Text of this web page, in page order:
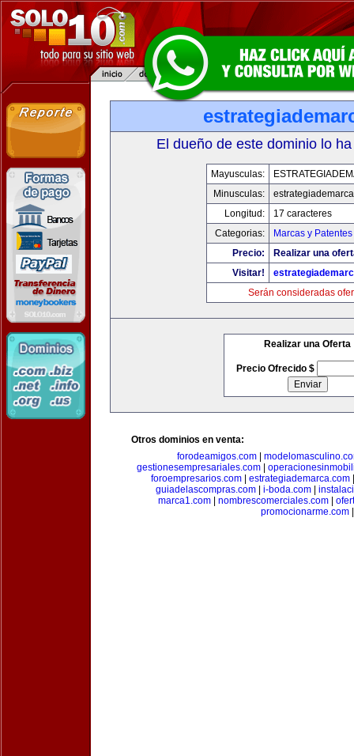
El dueño de este dominio lo
Mayusculas:
Minusculas:
Longitud:
17 caracteres
Categorias:
Marcas y Patentes
Precio:
Realizar una
Visitar!
Serán consideradas
Realizar una Oferta
Precio Ofrecido $
Otros dominios en venta:
forodeamigos.com
gestionesempresariales.com
foroempresarios.com| estrategiademarca.com
guiadelascompras.com
i-boda.com
marca1.com| nombrescomerciales.com|
promocionarme.com